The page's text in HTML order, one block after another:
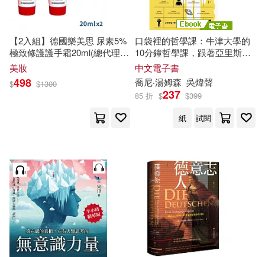
林斯諺(2)
林琳(2) 林遠澤(2)
柄谷行人(2) 柳映書(2)
柴納．米耶維(2)
梁光耀(2) 梁敏(2)
梁敏，（德）聶黎曦（主編）(2)
森清敏(2) 楊嘉敏(2)
九州出版社(5)
人民教育出版社(5) 先覺(5)
天津大學出版社(5)
山東人民出版社(5)
心靈工坊(5)
【2入組】德國樂美思 尿素5%
極致修護護手霜20ml(總代理公
司貨)
美妝
$498 $1300
口袋裡的哲學課：牛津大學的
10分鐘哲學課，跟著亞里斯多
德、尼采、艾西莫夫、薩諾斯
等95位思想家，破解135則人
生思辨題 (電子書)
中文電子書
喬尼‧湯姆森 吳煒聲
85 折 $237 $399
紙
試閱